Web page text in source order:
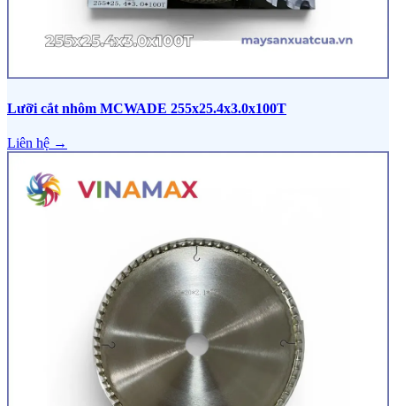
Lưỡi cắt nhôm MCWADE 255x25.4x3.0x100T
Liên hệ →